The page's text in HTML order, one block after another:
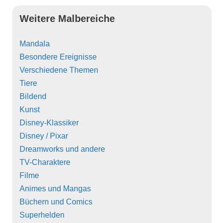
Weitere Malbereiche
Mandala
Besondere Ereignisse
Verschiedene Themen
Tiere
Bildend
Kunst
Disney-Klassiker
Disney / Pixar
Dreamworks und andere
TV-Charaktere
Filme
Animes und Mangas
Büchern und Comics
Superhelden